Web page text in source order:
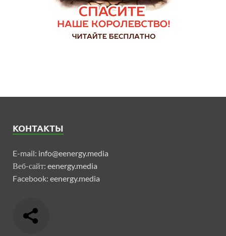
КОНТАКТЫ
E-mail: info@eenergy.media
Веб-сайт: eenergy.media
Facebook: eenergy.media